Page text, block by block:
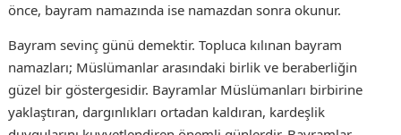
önce, bayram namazında ise namazdan sonra okunur.
Bayram sevinç günü demektir. Topluca kılınan bayram
namazları; Müslümanlar arasındaki birlik ve beraberliğin
güzel bir göstergesidir. Bayramlar Müslümanları birbirine
yaklaştıran, dargınlıkları ortadan kaldıran, kardeşlik